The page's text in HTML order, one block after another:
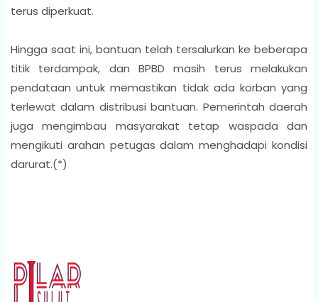
terus diperkuat.
Hingga saat ini, bantuan telah tersalurkan ke beberapa
titik terdampak, dan BPBD masih terus melakukan
pendataan untuk memastikan tidak ada korban yang
terlewat dalam distribusi bantuan. Pemerintah daerah
juga mengimbau masyarakat tetap waspada dan
mengikuti arahan petugas dalam menghadapi kondisi
darurat.(*)